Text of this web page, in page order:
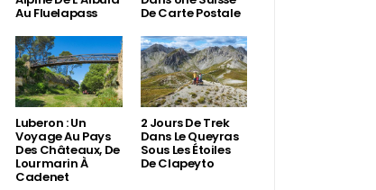
Au Fluelapass De Carte Postale
Luberon : Un
Voyage Au Pays
Des Châteaux, De
Lourmarin À
Cadenet
2 Jours De Trek
Dans Le Queyras
Sous Les Étoiles
De Clapeyto